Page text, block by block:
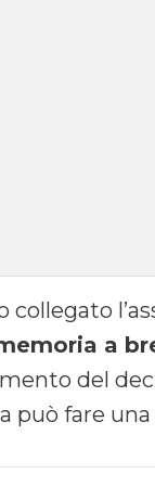
a
del
può fare